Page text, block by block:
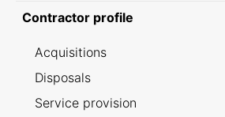
Contractor profile
Acquisitions
Disposals
Service provision